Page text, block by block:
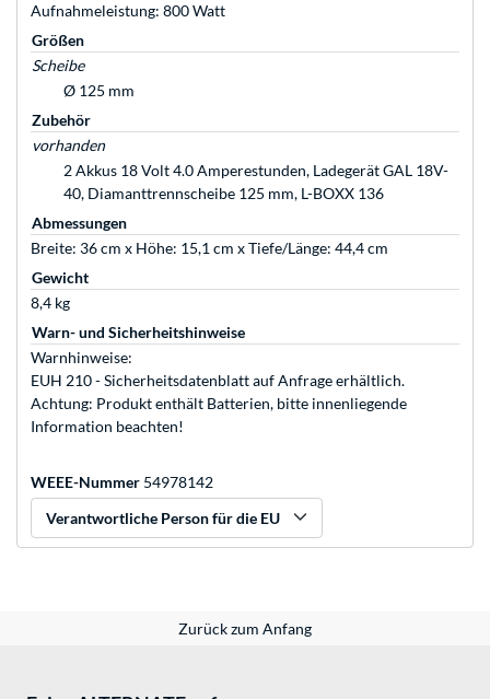
Aufnahmeleistung: 800 Watt
Größen
Scheibe
Ø 125 mm
Zubehör
vorhanden
2 Akkus 18 Volt 4.0 Amperestunden, Ladegerät GAL 18V-
40, Diamanttrennscheibe 125 mm, L-BOXX 136
Abmessungen
Breite: 36 cm x Höhe: 15,1 cm x Tiefe/Länge: 44,4 cm
Gewicht
8,4 kg
Warn- und Sicherheitshinweise
Warnhinweise:
EUH 210 - Sicherheitsdatenblatt auf Anfrage erhältlich.
Achtung: Produkt enthält Batterien, bitte innenliegende
Information beachten!
WEEE-Nummer 54978142
Verantwortliche Person für die EU
Zurück zum Anfang